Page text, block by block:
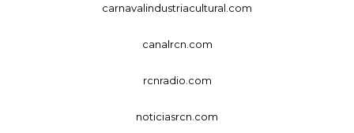
carnavalindustriacultural.com
canalrcn.com
rcnradio.com
noticiasrcn.com